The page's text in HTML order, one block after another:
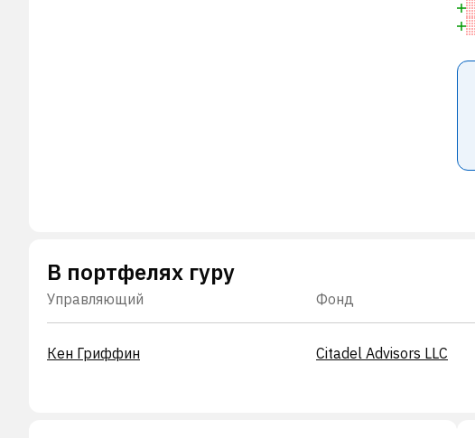
В портфелях гуру
Управляющий Фонд
Кен Гриффин Citadel Advisors LLC